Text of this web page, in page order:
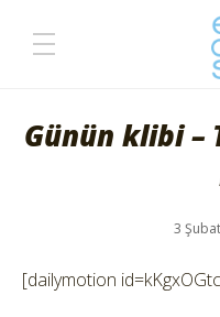
Günün klibi –
3
[dailymotion